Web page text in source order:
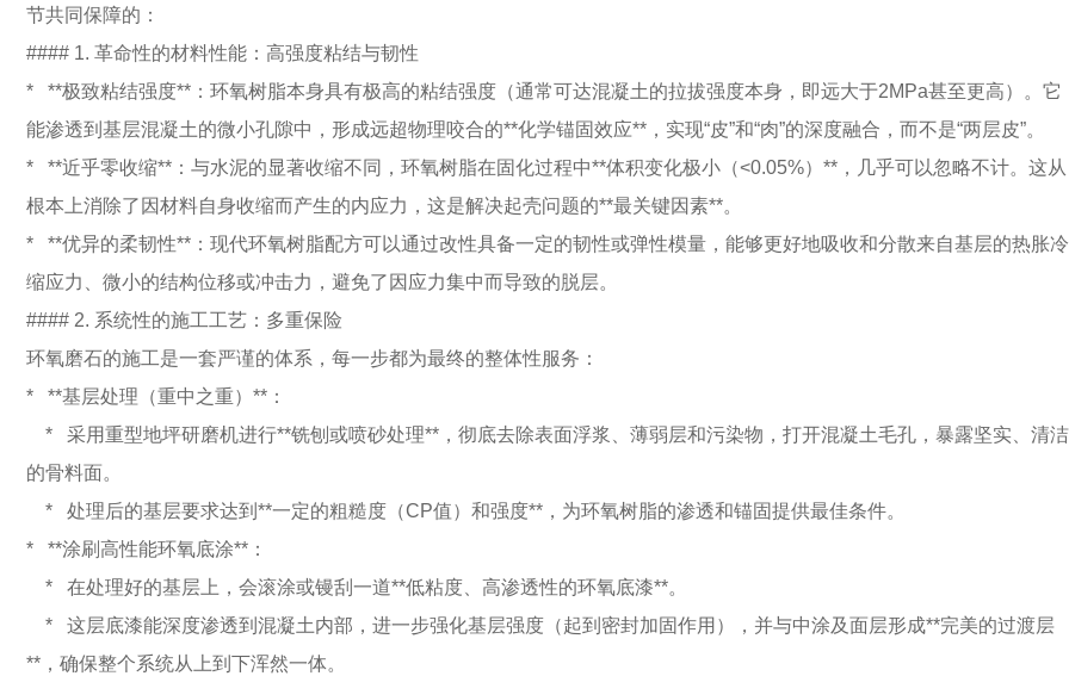
节共同保障的：
#### 1. 革命性的材料性能：高强度粘结与韧性
* **极致粘结强度**：环氧树脂本身具有极高的粘结强度（通常可达混凝土的拉拔强度本身，即远大于2MPa甚至更高）。它
能渗透到基层混凝土的微小孔隙中，形成远超物理咬合的**化学锚固效应**，实现“皮”和“肉”的深度融合，而不是“两层皮”。
* **近乎零收缩**：与水泥的显著收缩不同，环氧树脂在固化过程中**体积变化极小（<0.05%）**，几乎可以忽略不计。这从
根本上消除了因材料自身收缩而产生的内应力，这是解决起壳问题的**最关键因素**。
* **优异的柔韧性**：现代环氧树脂配方可以通过改性具备一定的韧性或弹性模量，能够更好地吸收和分散来自基层的热胀冷
缩应力、微小的结构位移或冲击力，避免了因应力集中而导致的脱层。
#### 2. 系统性的施工工艺：多重保险
环氧磨石的施工是一套严谨的体系，每一步都为最终的整体性服务：
* **基层处理（重中之重）**：
* 采用重型地坪研磨机进行**铣刨或喷砂处理**，彻底去除表面浮浆、薄弱层和污染物，打开混凝土毛孔，暴露坚实、清洁
的骨料面。
* 处理后的基层要求达到**一定的粗糙度（CP值）和强度**，为环氧树脂的渗透和锚固提供最佳条件。
* **涂刷高性能环氧底涂**：
* 在处理好的基层上，会滚涂或镘刮一道**低粘度、高渗透性的环氧底漆**。
* 这层底漆能深度渗透到混凝土内部，进一步强化基层强度（起到密封加固作用），并与中涂及面层形成**完美的过渡层
**，确保整个系统从上到下浑然一体。